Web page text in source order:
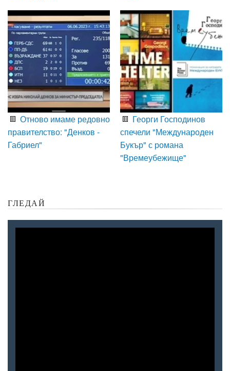
Отново имаме редовно
правителство: "Денков -
Габриел"
Георги Господинов
спечели "Международен
Букър" с романа
"Времеубежище"
ГЛЕДАЙ